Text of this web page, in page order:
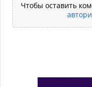
Чтобы оставить